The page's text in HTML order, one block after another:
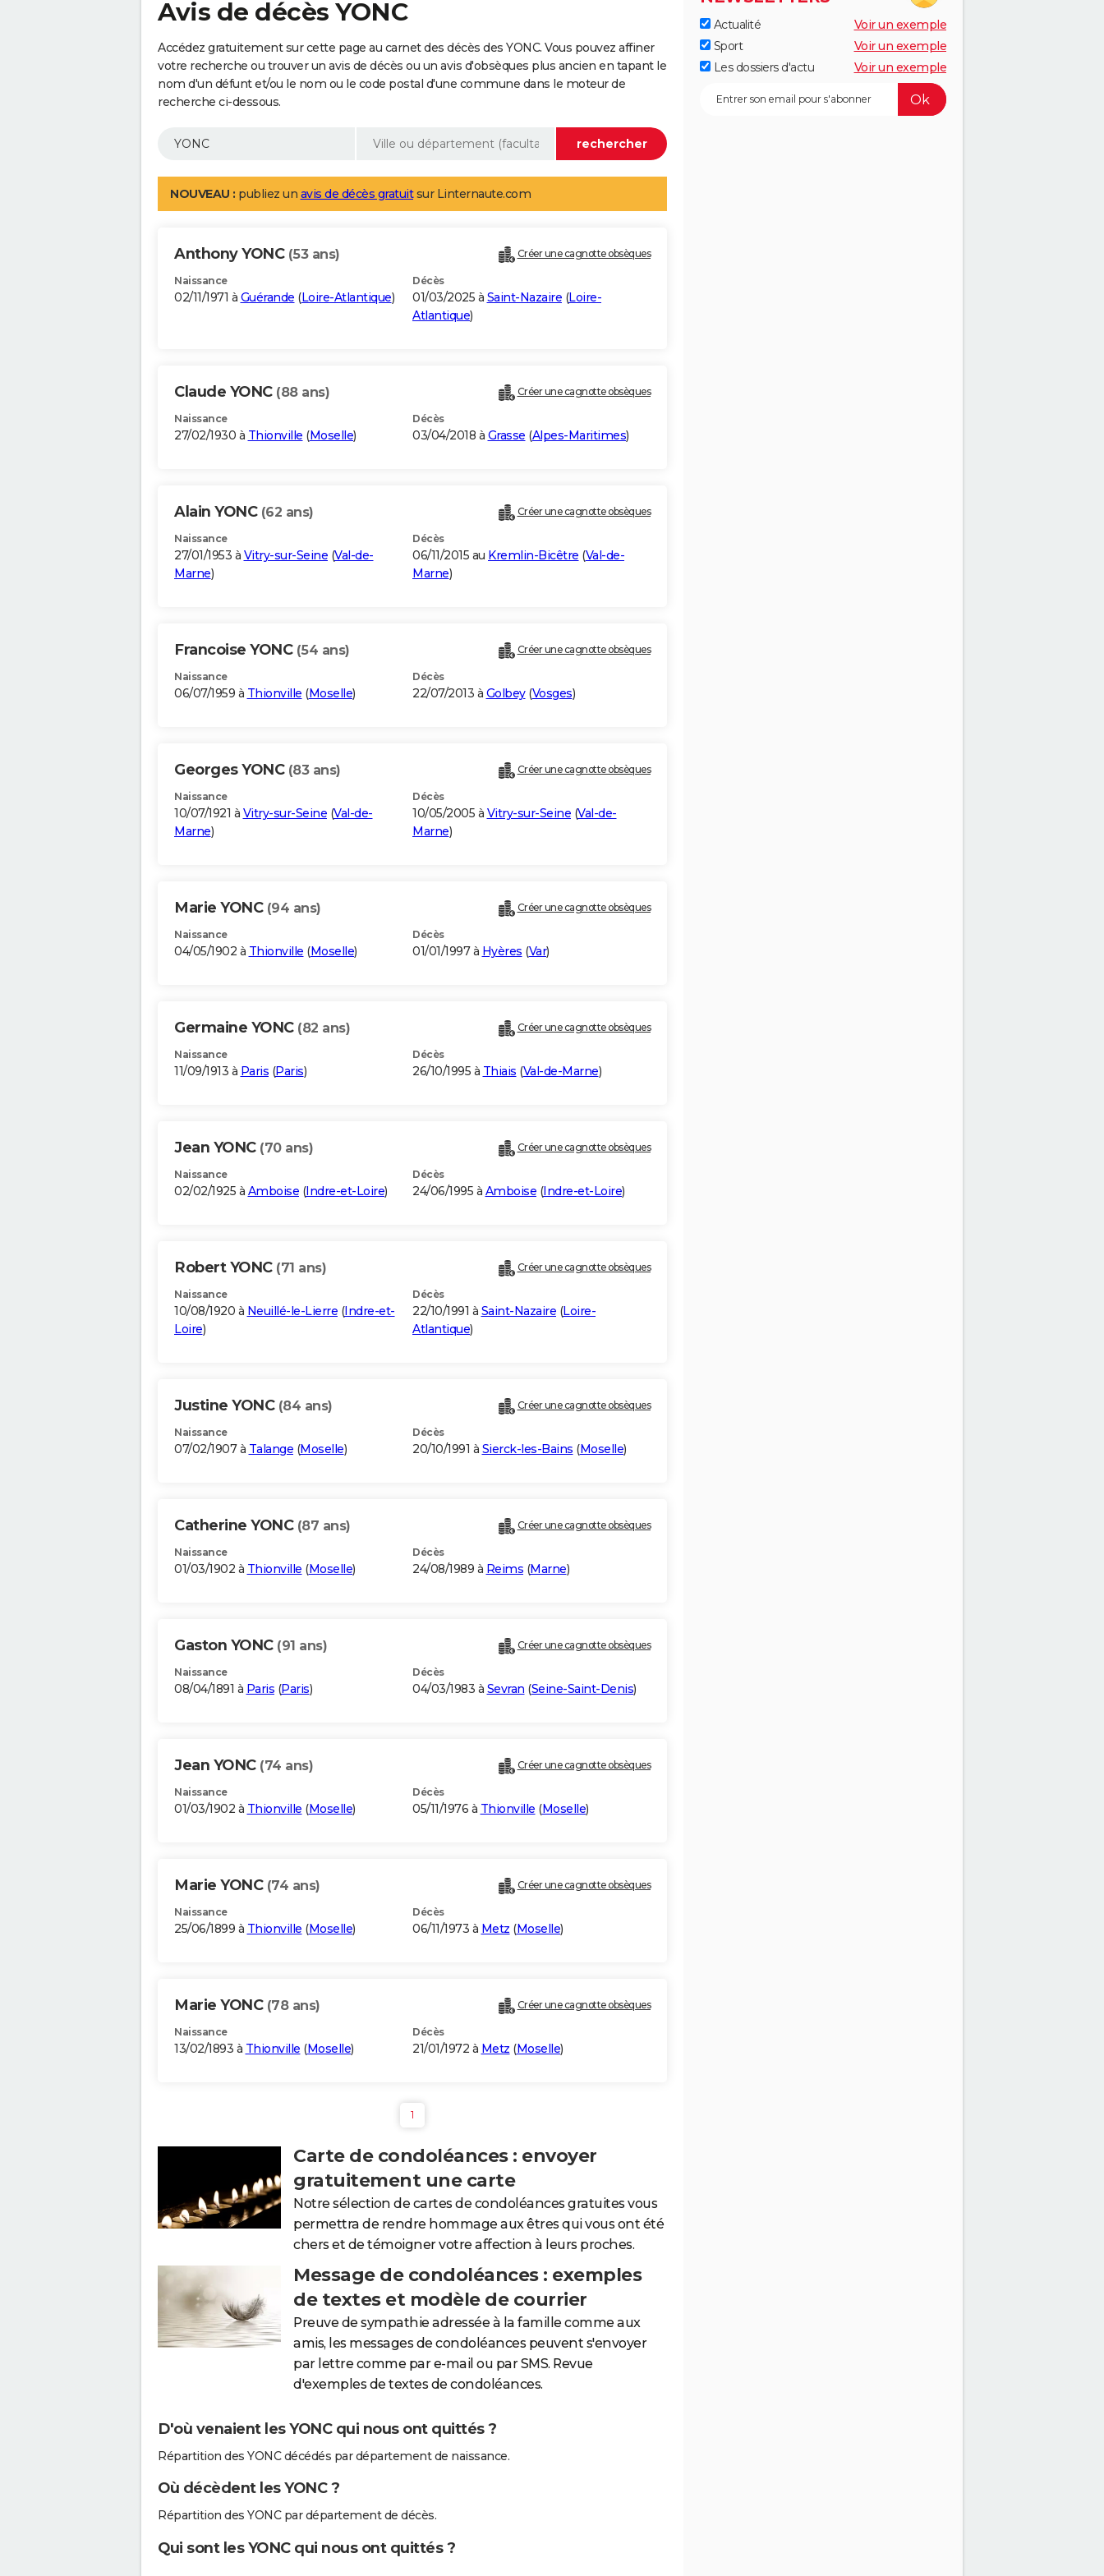
Avis de décès YONC
Accédez gratuitement sur cette page au carnet des décès des YONC. Vous pouvez affiner
votre recherche ou trouver un avis de décès ou un avis d'obsèques plus ancien en tapant le
nom d'un défunt et/ou le nom ou le code postal d'une commune dans le moteur de
recherche ci-dessous.
NOUVEAU : publiez un avis de décès gratuitsur Linternaute.com
Anthony YONC (53 ans) Créer une cagnotte obsèques
Naissance
02/11/1971 à Guérande (Loire-Atlantique)
Décès
01/03/2025 à Saint-Nazaire (Loire-
Atlantique)
Claude YONC (88 ans) Créer une cagnotte obsèques
Naissance
27/02/1930 à Thionville (Moselle)
Décès
03/04/2018 à Grasse (Alpes-Maritimes)
Alain YONC (62 ans) Créer une cagnotte obsèques
Naissance
27/01/1953 à Vitry-sur-Seine (Val-de-
Marne)
Décès
06/11/2015 au Kremlin-Bicêtre (Val-de-
Marne)
Francoise YONC (54 ans) Créer une cagnotte obsèques
Naissance
06/07/1959 à Thionville (Moselle)
Décès
22/07/2013 à Golbey(Vosges)
Georges YONC (83 ans) Créer une cagnotte obsèques
Naissance
10/07/1921 à Vitry-sur-Seine (Val-de-
Marne)
Décès
10/05/2005 à Vitry-sur-Seine (Val-de-
Marne)
Marie YONC (94 ans) Créer une cagnotte obsèques
Naissance
04/05/1902 à Thionville (Moselle)
Décès
01/01/1997 à Hyères (Var)
Germaine YONC (82 ans) Créer une cagnotte obsèques
Naissance
11/09/1913 à Paris (Paris)
Décès
26/10/1995 à Thiais (Val-de-Marne)
Jean YONC (70 ans) Créer une cagnotte obsèques
Naissance
02/02/1925 à Amboise (Indre-et-Loire)
Décès
24/06/1995 à Amboise (Indre-et-Loire)
Robert YONC (71 ans) Créer une cagnotte obsèques
Naissance
10/08/1920 à Neuillé-le-Lierre (Indre-et-
Loire)
Décès
22/10/1991 à Saint-Nazaire (Loire-
Atlantique)
Justine YONC (84 ans) Créer une cagnotte obsèques
Naissance
07/02/1907 à Talange (Moselle)
Décès
20/10/1991 à Sierck-les-Bains (Moselle)
Catherine YONC (87 ans) Créer une cagnotte obsèques
Naissance
01/03/1902 à Thionville (Moselle)
Décès
24/08/1989 à Reims (Marne)
Gaston YONC (91 ans) Créer une cagnotte obsèques
Naissance
08/04/1891 à Paris (Paris)
Décès
04/03/1983 à Sevran (Seine-Saint-Denis)
Jean YONC (74 ans) Créer une cagnotte obsèques
Naissance
01/03/1902 à Thionville (Moselle)
Décès
05/11/1976 à Thionville (Moselle)
Marie YONC (74 ans) Créer une cagnotte obsèques
Naissance
25/06/1899 à Thionville (Moselle)
Décès
06/11/1973 à Metz (Moselle)
Marie YONC (78 ans) Créer une cagnotte obsèques
Naissance
13/02/1893 à Thionville (Moselle)
Décès
21/01/1972 à Metz (Moselle)
1
Carte de condoléances : envoyer
gratuitement une carte
Notre sélection de cartes de condoléances gratuites vous
permettra de rendre hommage aux êtres qui vous ont été
chers et de témoigner votre affection à leurs proches.
Message de condoléances : exemples
de textes et modèle de courrier
Preuve de sympathie adressée à la famille comme aux
amis, les messages de condoléances peuvent s'envoyer
par lettre comme par e-mail ou par SMS. Revue
d'exemples de textes de condoléances.
D'où venaient les YONC qui nous ont quittés ?
Répartition des YONC décédés par département de naissance.
Où décèdent les YONC ?
Répartition des YONC par département de décès.
Qui sont les YONC qui nous ont quittés ?
Actualité
Voir un exemple
Sport
Voir un exemple
Les dossiers d'actu
Voir un exemple